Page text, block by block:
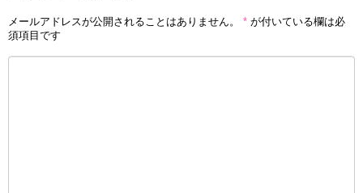
メールアドレスが公開されることはありません。 * が付いている欄は必
須項目です